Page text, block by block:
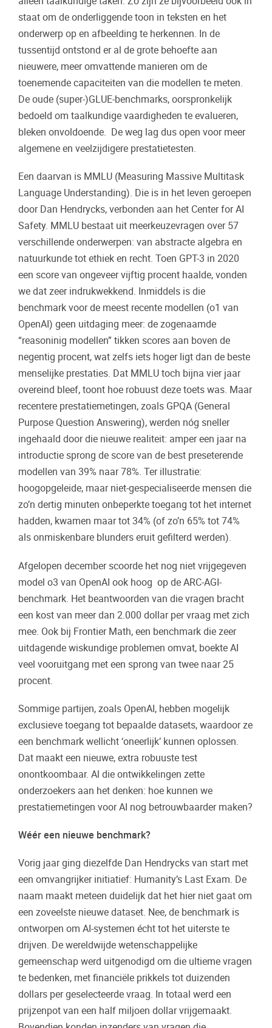
staat om de onderliggende toon in teksten en het
onderwerp op en afbeelding te herkennen. In de
tussentijd ontstond er al de grote behoefte aan
nieuwere, meer omvattende manieren om de
toenemende capaciteiten van die modellen te meten.
De oude (super-)GLUE-benchmarks, oorspronkelijk
bedoeld om taalkundige vaardigheden te evalueren,
bleken onvoldoende. De weg lag dus open voor meer
algemene en veelzijdigere prestatietesten.
Een daarvan is MMLU (Measuring Massive Multitask
Language Understanding). Die is in het leven geroepen
door Dan Hendrycks, verbonden aan het Center for AI
Safety. MMLU bestaat uit meerkeuzevragen over 57
verschillende onderwerpen: van abstracte algebra en
natuurkunde tot ethiek en recht. Toen GPT-3 in 2020
een score van ongeveer vijftig procent haalde, vonden
we dat zeer indrukwekkend. Inmiddels is die
benchmark voor de meest recente modellen (o1 van
OpenAI) geen uitdaging meer: de zogenaamde
“reasoninig modellen” tikken scores aan boven de
negentig procent, wat zelfs iets hoger ligt dan de beste
menselijke prestaties. Dat MMLU toch bijna vier jaar
overeind bleef, toont hoe robuust deze toets was. Maar
recentere prestatiemetingen, zoals GPQA (General
Purpose Question Answering), werden nóg sneller
ingehaald door die nieuwe realiteit: amper een jaar na
introductie sprong de score van de best preseterende
modellen van 39% naar 78%. Ter illustratie:
hoogopgeleide, maar niet-gespecialiseerde mensen die
zo’n dertig minuten onbeperkte toegang tot het internet
hadden, kwamen maar tot 34% (of zo’n 65% tot 74%
als onmiskenbare blunders eruit gefilterd werden).
Afgelopen december scoorde het nog niet vrijgegeven
model o3 van OpenAI ook hoog op de ARC-AGI-
benchmark. Het beantwoorden van die vragen bracht
een kost van meer dan 2.000 dollar per vraag met zich
mee. Ook bij Frontier Math, een benchmark die zeer
uitdagende wiskundige problemen omvat, boekte AI
veel vooruitgang met een sprong van twee naar 25
procent.
Sommige partijen, zoals OpenAI, hebben mogelijk
exclusieve toegang tot bepaalde datasets, waardoor ze
een benchmark wellicht ‘oneerlijk’ kunnen oplossen.
Dat maakt een nieuwe, extra robuuste test
onontkoombaar. Al die ontwikkelingen zette
onderzoekers aan het denken: hoe kunnen we
prestatiemetingen voor AI nog betrouwbaarder maken?
Wéér een nieuwe benchmark?
Vorig jaar ging diezelfde Dan Hendrycks van start met
een omvangrijker initiatief: Humanity’s Last Exam. De
naam maakt meteen duidelijk dat het hier niet gaat om
een zoveelste nieuwe dataset. Nee, de benchmark is
ontworpen om AI-systemen écht tot het uiterste te
drijven. De wereldwijde wetenschappelijke
gemeenschap werd uitgenodigd om die ultieme vragen
te bedenken, met financiële prikkels tot duizenden
dollars per geselecteerde vraag. In totaal werd een
prijzenpot van een half miljoen dollar vrijgemaakt.